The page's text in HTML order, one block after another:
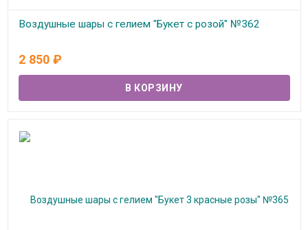
Воздушные шары с гелием "Букет с розой" №362
2 850 ₽